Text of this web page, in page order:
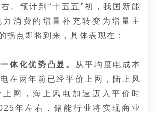
。预计到“十五五”初，我国新能
消费的增量补充转变为增量主
拐点即将到来，具体表现在：
体化优势凸显。
从平均度电成本
在两年前已经平价上网，陆上风
上网，海上风电加速迈入平价时
年左右，储能行业将实现商业